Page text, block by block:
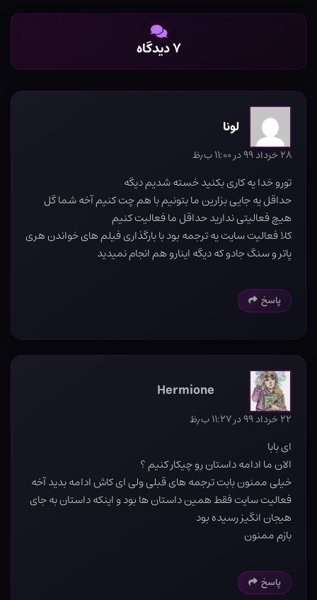
۷ دیدگاه
لونا
۲۸ خرداد ۹۹ در ۱۱:۰۰ ب٫ظ
تورو خدا یه کاری بکنید خسته شدیم دیگه
حداقل یه جایی بزارین ما بتونیم با هم چت کنیم آخه شما گل
هیچ فعالیتی ندارید حداقل ما فعالیت کنیم
کلا فعالیت سایت یه ترجمه بود با بارگذاری فیلم های خواندن هری
پاتر و سنگ جادو که دیگه اینارو هم انجام نمیدید
پاسخ
Hermione
۲۲ خرداد ۹۹ در ۱۱:۲۷ ب٫ظ
ای بابا
الان ما ادامه داستان رو چیکار کنیم ؟
خیلی ممنون بابت ترجمه های قبلی ولی ای کاش ادامه بدید آخه
فعالیت سایت فقط همین داستان ها بود و اینکه داستان به جای
هیجان انگیز رسیده بود
بازم ممنون
پاسخ